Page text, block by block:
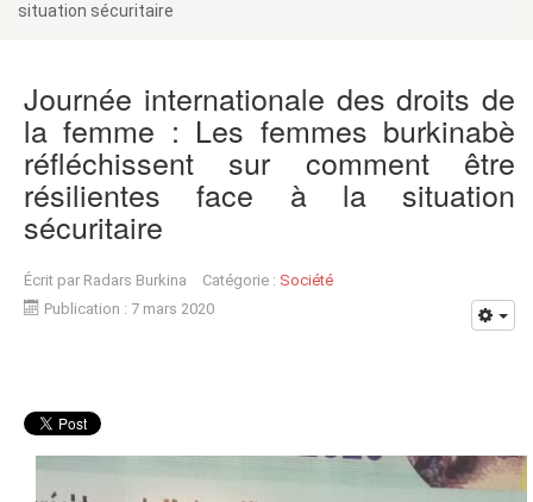
situation sécuritaire
Journée internationale des droits de
la femme : Les femmes burkinabè
réfléchissent sur comment être
résilientes face à la situation
sécuritaire
Écrit par Radars Burkina Catégorie : Société
Publication : 7 mars 2020